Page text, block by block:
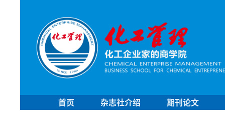
首页 杂志社介绍 期刊论文